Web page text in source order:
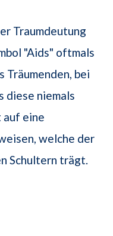
Traumdeutung
"Aids" oftmals
Träumenden, bei
diese niemals
auf eine
welche der
Schultern trägt.